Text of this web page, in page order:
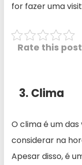
for fazer uma
Rate this post
3. Clima
O clima é um das
considerar na
Apesar disso, é